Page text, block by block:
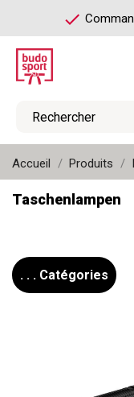
check
Accueil Produits
Taschenlampen
. . . Catégories